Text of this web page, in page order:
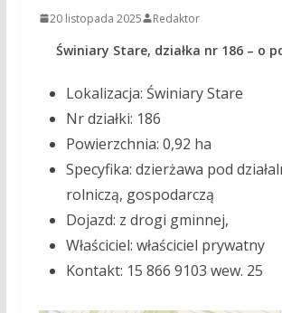
20 listopada 2025 Redaktor
Świniary Stare, działka nr 186 – o
Lokalizacja: Świniary Stare
Nr działki: 186
Powierzchnia: 0,92 ha
Specyfika: dzierżawa pod
rolniczą, gospodarczą
Dojazd: z drogi
Właściciel: właściciel prywatny
Kontakt: 15 866 9103 wew. 25